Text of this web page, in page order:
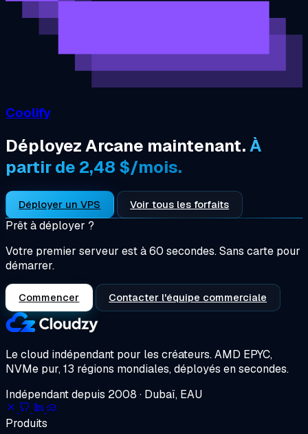
Coolify
Déployez Arcane maintenant.À
partir de 2,48 $/mois.
Déployer un VPS Voir tous les forfaits
Prêt à déployer ?
Votre premier serveur est à 60 secondes. Sans carte pour
démarrer.
Commencer Contacter l'équipe commerciale
Le cloud indépendant pour les créateurs.AMD EPYC,
NVMe pur, 13 régions mondiales, déployés en secondes.
Indépendant depuis 2008 · Dubaï, EAU
Produits